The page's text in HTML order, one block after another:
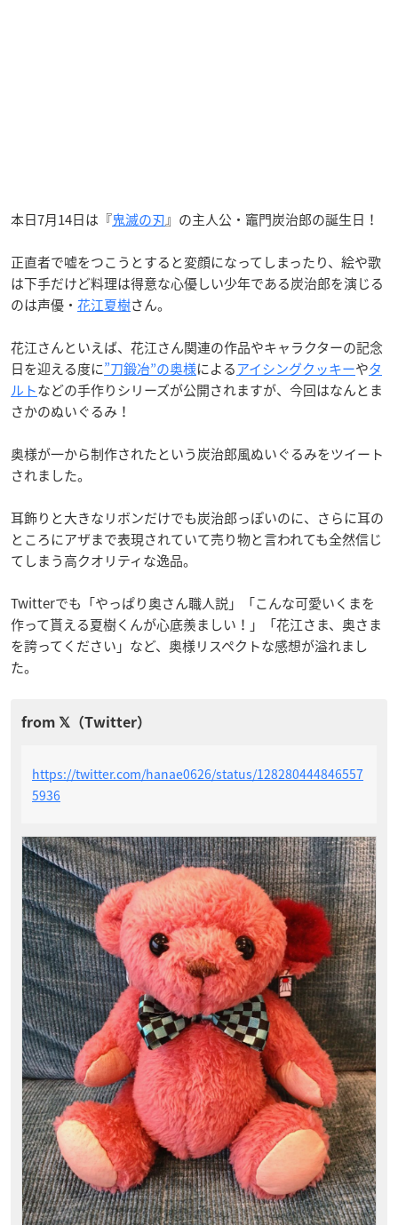
本日7月14日は『鬼滅の刃』の主人公・竈門炭治郎の誕生日！
正直者で嘘をつこうとすると変顔になってしまったり、絵や歌
は下手だけど料理は得意な心優しい少年である炭治郎を演じる
のは声優・ 花江夏樹さん。
花江さんといえば、花江さん関連の作品やキャラクターの記念
日を迎える度に”刀鍛冶”の奥様によるアイシングクッキーやタ
ルトなどの手作りシリーズが公開されますが、今回はなんとま
さかのぬいぐるみ！
奥様が一から制作されたという炭治郎風ぬいぐるみをツイート
されました。
耳飾りと大きなリボンだけでも炭治郎っぽいのに、さらに耳の
ところにアザまで表現されていて売り物と言われても全然信じ
てしまう高クオリティな逸品。
Twitterでも「やっぱり奥さん職人説」「こんな可愛いくまを
作って貰える夏樹くんが心底羨ましい！」「花江さま、奥さま
を誇ってください」など、奥様リスペクトな感想が溢れまし
た。
https://twitter.com/hanae0626/status/128280444846557
5936